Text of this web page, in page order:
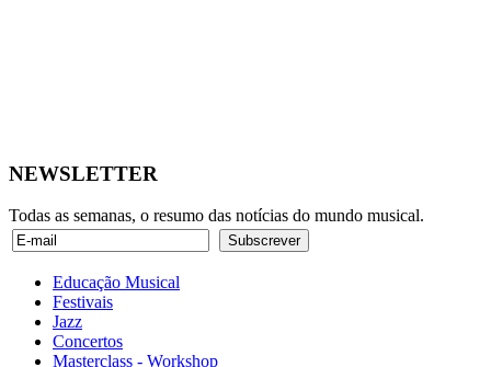
NEWSLETTER
Todas as semanas, o resumo das notícias do mundo musical.
Educação Musical
Festivais
Jazz
Concertos
Masterclass - Workshop